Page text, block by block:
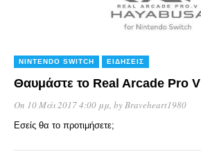
NINTENDO SWITCH ΕΙΔΉΣΕΙΣ
Θαυμάστε το Real Arcade Pro V
On 10 Μάι 2017 4:00 μμ, byBraveheart1980
Εσείς θα το προτιμήσετε;